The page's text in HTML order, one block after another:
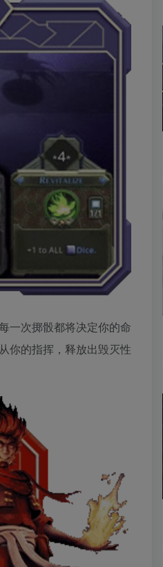
一次掷骰都将决定你的命
你的指挥，释放出毁灭性